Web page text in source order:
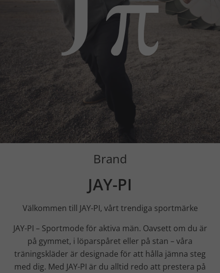
Brand
JAY-PI
Välkommen till JAY-PI, vårt trendiga sportmärke
JAY-PI – Sportmode för aktiva män. Oavsett om du är
på gymmet, i löparspåret eller på stan – våra
träningskläder är designade för att hålla jämna steg
med dig. Med JAY-PI är du alltid redo att prestera på